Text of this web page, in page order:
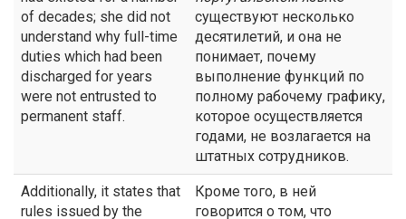
of decades; she did not
understand why full-time
duties which had been
discharged for years
were not entrusted to
permanent staff.
существуют несколько
десятилетий, и она не
понимает, почему
выполнение функций по
полному рабочему графику,
которое осуществляется
годами, не возлагается на
штатных сотрудников.
Additionally, it states that
rules issued by the
Кроме того, в ней
говорится о том, что